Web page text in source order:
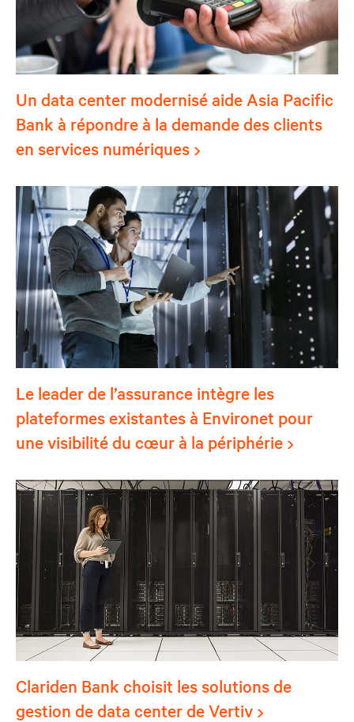
Un data center modernisé aide Asia Pacific
Bank à répondre à la demande des clients
en services numériques
Le leader de l’assurance intègre les
plateformes existantes à Environet pour
une visibilité du cœur à la périphérie
Clariden Bank choisit les solutions de
gestion de data center de Vertiv